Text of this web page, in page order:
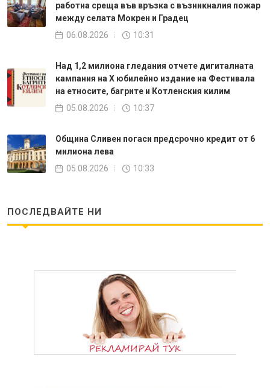
работна среща във връзка с възникналия пожар
между селата Мокрен и Градец
06.08.2026
10:31
Над 1,2 милиона гледания отчете дигиталната
кампания на Х юбилейно издание на Фестивала
на етносите, багрите и Котленския килим
05.08.2026
10:37
Община Сливен погаси предсрочно кредит от 6
милиона лева
05.08.2026
10:33
ПОСЛЕДВАЙТЕ НИ